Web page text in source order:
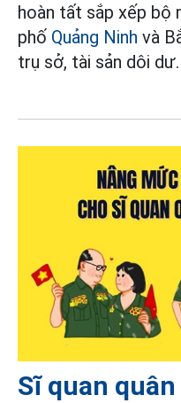
hoàn tất sắp xếp bộ
phố Quảng Ninh và
trụ sở, tài sản dôi dư.
Sĩ quan